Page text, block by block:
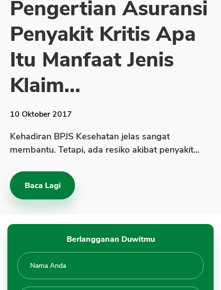
Sekuritas Saham
Bank Digital
Crypto
Assets Crypto
Exchange
Asuransi Kesehatan
Asuransi Syariah
Pengertian Asuransi
Penyakit Kritis Apa
Itu Manfaat Jenis
Klaim...
10 Oktober 2017
Kehadiran BPJS Kesehatan jelas sangat
membantu. Tetapi, ada resiko akibat penyakit...
Baca Lagi
Berlangganan Duwitmu